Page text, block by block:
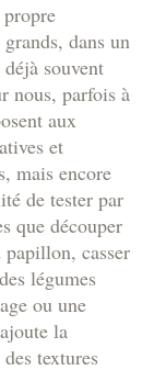
dans un
souvent
nous, parfois à
aux
et
mais encore
de tester par
que découper
casser
légumes
ou une
la
textures